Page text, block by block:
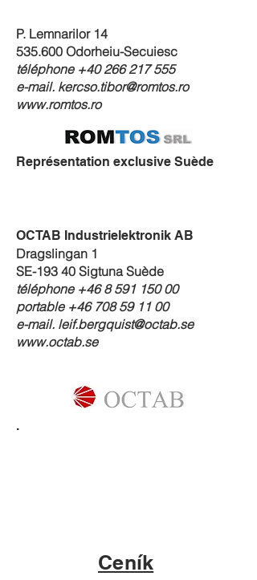
P. Lemnarilor 14
535.600 Odorheiu-Secuiesc
téléphone +40 266 217 555
e-mail. kercso.tibor@romtos.ro
www.romtos.ro
Représentation exclusive Suède
OCTAB Industrielektronik AB
Dragslingan 1
SE-193 40 Sigtuna Suède
téléphone +46 8 591 150 00
portable +46 708 59 11 00
e-mail. leif.bergquist@octab.se
www.octab.se
.
Ceník